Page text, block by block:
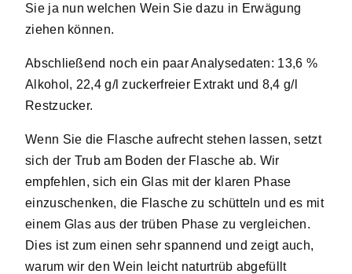
Sie ja nun welchen Wein Sie dazu in Erwägung
ziehen können.
Abschließend noch ein paar Analysedaten: 13,6 %
Alkohol, 22,4 g/l zuckerfreier Extrakt und 8,4 g/l
Restzucker.
Wenn Sie die Flasche aufrecht stehen lassen, setzt
sich der Trub am Boden der Flasche ab. Wir
empfehlen, sich ein Glas mit der klaren Phase
einzuschenken, die Flasche zu schütteln und es mit
einem Glas aus der trüben Phase zu vergleichen.
Dies ist zum einen sehr spannend und zeigt auch,
warum wir den Wein leicht naturtrüb abgefüllt